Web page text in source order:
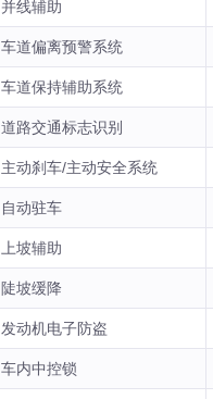
并线辅助
车道偏离预警系统
车道保持辅助系统
道路交通标志识别
主动刹车/主动安全系统
自动驻车
上坡辅助
陡坡缓降
发动机电子防盗
车内中控锁